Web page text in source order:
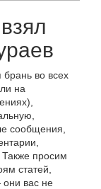
во всех
на
сообщения,
просим
статей,
вас не